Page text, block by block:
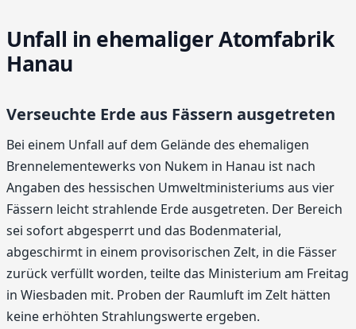
Unfall in ehemaliger Atomfabrik
Hanau
Verseuchte Erde aus Fässern ausgetreten
Bei einem Unfall auf dem Gelände des ehemaligen
Brennelementewerks von Nukem in Hanau ist nach
Angaben des hessischen Umweltministeriums aus vier
Fässern leicht strahlende Erde ausgetreten. Der Bereich
sei sofort abgesperrt und das Bodenmaterial,
abgeschirmt in einem provisorischen Zelt, in die Fässer
zurück verfüllt worden, teilte das Ministerium am Freitag
in Wiesbaden mit. Proben der Raumluft im Zelt hätten
keine erhöhten Strahlungswerte ergeben.